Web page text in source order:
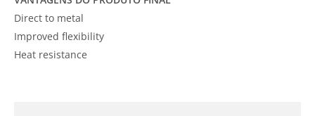
Direct to metal
Improved flexibility
Heat resistance